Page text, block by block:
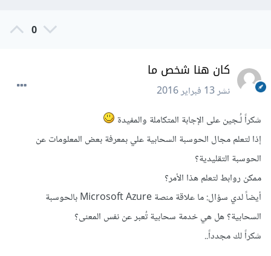
0
كان هنا شخص ما
نشر13 فبراير 2016
شكراً لُـجين على الإجابة المتكاملة والمفيدة
إذا لتعلم مجال الحوسبة السحابية علي بمعرفة بعض المعلومات عن
الحوسبة التقليدية؟
ممكن روابط لتعلم هذا الأمر؟
أيضاً لدي سؤال: ما علاقة منصة Microsoft Azure بالحوسبة
السحابية؟ هل هي خدمة سحابية تُعبر عن نفس المعنى؟
شكراً لك مجدداً..